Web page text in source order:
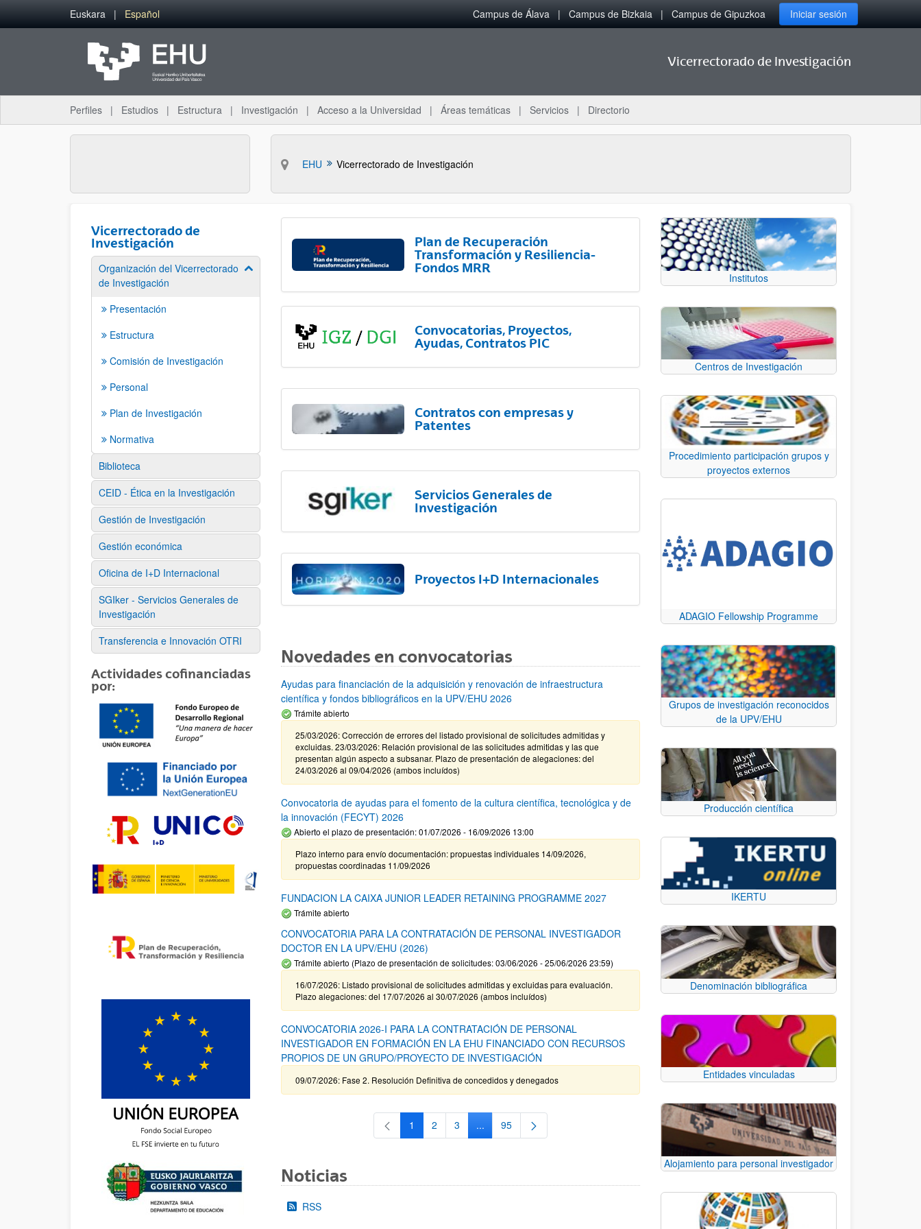
Saltar al contenido principal
Euskara Español Campus de Álava Campus de Bizkaia Campus de Gipuzkoa Iniciar sesión
Vicerrectorado de Investigación
Perfiles Estudios Estructura Investigación Acceso a la Universidad Áreas temáticas Servicios Directorio
EHU Vicerrectorado de Investigación
Vicerrectorado de
Investigación
Organización del Vicerrectorado
de Investigación
Mostrar/ocultar subpáginas
Presentación
Estructura
Comisión de Investigación
Personal
Plan de Investigación
Normativa
Biblioteca
CEID - Ética en la Investigación
Gestión de Investigación
Gestión económica
Oficina de I+D Internacional
SGIker - Servicios Generales de
Investigación
Transferencia e Innovación OTRI
Actividades cofinanciadas
por:
Plan de Recuperación
Transformación y Resiliencia-
Fondos MRR
Convocatorias, Proyectos,
Ayudas, Contratos PIC
Contratos con empresas y
Patentes
Servicios Generales de
Investigación
Proyectos I+D Internacionales
Novedades en convocatorias
Ayudas para financiación de la adquisición y renovación de infraestructura
científica y fondos bibliográficos en la UPV/EHU 2026
Trámite abierto
25/03/2026: Corrección de errores del listado provisional de solicitudes admitidas y
excluidas. 23/03/2026: Relación provisional de las solicitudes admitidas y las que
presentan algún aspecto a subsanar. Plazo de presentación de alegaciones: del
24/03/2026 al 09/04/2026 (ambos incluídos)
Convocatoria de ayudas para el fomento de la cultura científica, tecnológica y de
la innovación (FECYT) 2026
Abierto el plazo de presentación: 01/07/2026 - 16/09/2026 13:00
Plazo interno para envío documentación: propuestas individuales 14/09/2026,
propuestas coordinadas 11/09/2026
FUNDACION LA CAIXA JUNIOR LEADER RETAINING PROGRAMME 2027
Trámite abierto
CONVOCATORIA PARA LA CONTRATACIÓN DE PERSONAL INVESTIGADOR
DOCTOR EN LA UPV/EHU (2026)
Trámite abierto (Plazo de presentación de solicitudes: 03/06/2026 - 25/06/2026 23:59)
16/07/2026: Listado provisional de solicitudes admitidas y excluidas para evaluación.
Plazo alegaciones: del 17/07/2026 al 30/07/2026 (ambos incluídos)
CONVOCATORIA 2026-I PARA LA CONTRATACIÓN DE PERSONAL
INVESTIGADOR EN FORMACIÓN EN LA EHU FINANCIADO CON RECURSOS
PROPIOS DE UN GRUPO/PROYECTO DE INVESTIGACIÓN
09/07/2026: Fase 2. Resolución Definitiva de concedidos y denegados
Página
1 Página
2 Página
3 ...Páginas intermedias Use TAB para desplazarse.
Página
95
Noticias
RSS
Institutos
Centros de Investigación
Procedimiento participación grupos y
proyectos externos
ADAGIO Fellowship Programme
Grupos de investigación reconocidos
de la UPV/EHU
Producción científica
IKERTU
Denominación bibliográfica
Entidades vinculadas
Alojamiento para personal investigador